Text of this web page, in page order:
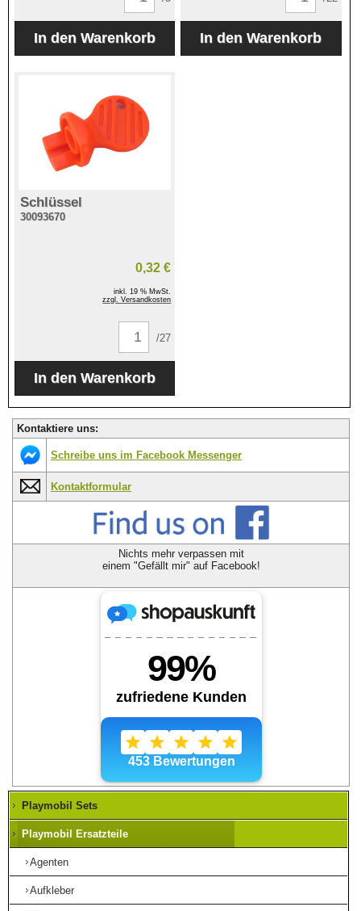
Schlüssel
30093670
0,32 €
inkl. 19 % MwSt.
zzgl. Versandkosten
/27
Kontaktiere uns:
Schreibe uns im Facebook Messenger
Kontaktformular
Nichts mehr verpassen mit
einem "Gefällt mir" auf Facebook!
Playmobil Sets
Playmobil Ersatzteile
Agenten
Aufkleber